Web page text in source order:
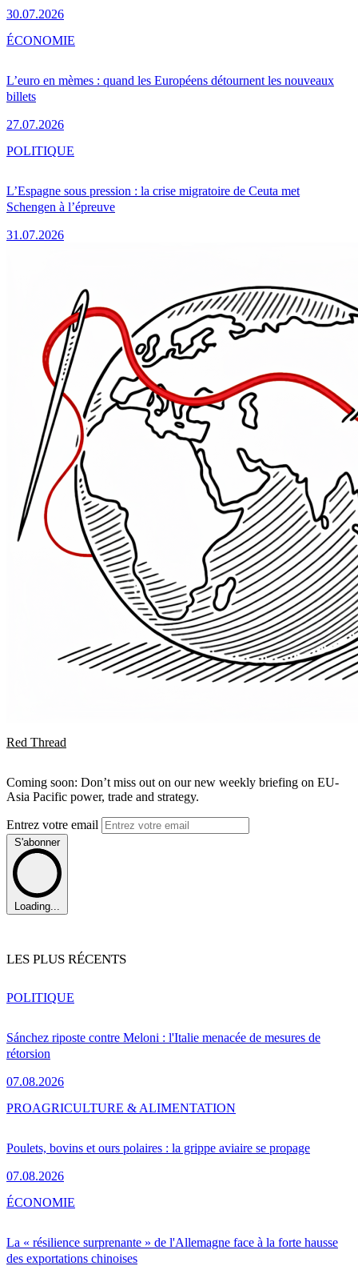
30.07.2026
L’euro en mèmes : quand les Européens détournent les nouveaux
billets
27.07.2026
ÉCONOMIE
L’Espagne sous pression : la crise migratoire de Ceuta met
Schengen à l’épreuve
31.07.2026
POLITIQUE
Red Thread
Coming soon: Don’t miss out on our new weekly briefing on EU-
Asia Pacific power, trade and strategy.
Entrez votre email
S'abonner
Loading...
LES PLUS RÉCENTS
Sánchez riposte contre Meloni : l'Italie menacée de mesures de
rétorsion
07.08.2026
POLITIQUE
Poulets, bovins et ours polaires : la grippe aviaire se propage
07.08.2026
PROAGRICULTURE & ALIMENTATION
La « résilience surprenante » de l'Allemagne face à la forte hausse
des exportations chinoises
ÉCONOMIE